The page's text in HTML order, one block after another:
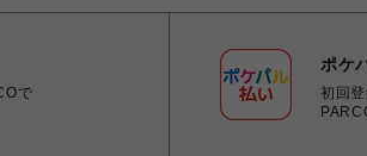
で
ポケ
初回